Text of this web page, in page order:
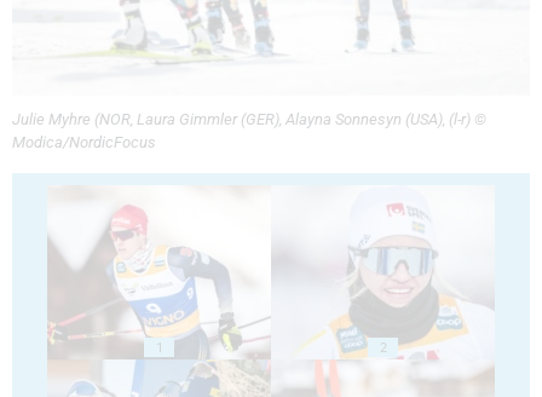
Julie Myhre (NOR, Laura Gimmler (GER), Alayna Sonnesyn (USA), (l-r) ©
Modica/NordicFocus
1 2